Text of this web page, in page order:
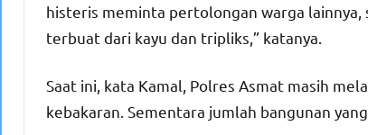
histeris meminta pertolongan warga
terbuat dari kayu dan tripliks,” katanya.
Saat ini, kata Kamal, Polres Asmat masih
kebakaran. Sementara jumlah bangunan